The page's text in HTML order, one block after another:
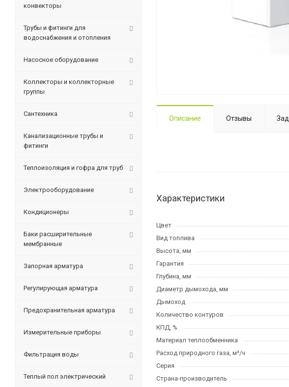
Описание Отзывы
Характеристики
Цвет
Вид топлива
Высота, мм
Гарантия
Глубина, мм
Диаметр дымохода, мм
Дымоход
Количество контуров
КПД, %
Материал теплообменника
Расход природного газа, м³/ч
Серия
Страна-производитель
конвекторы
Трубы и фитинги для
водоснабжения и отопления
Насосное оборудование
Коллекторы и коллекторные
группы
Сантехника
Канализационные трубы и
фитинги
Теплоизоляция и гофра для труб
Электрооборудование
Кондиционеры
Баки расширительные
мембранные
Запорная арматура
Регулирующая арматура
Предохранительная арматура
Измерительные приборы
Фильтрация воды
Теплый пол электрический